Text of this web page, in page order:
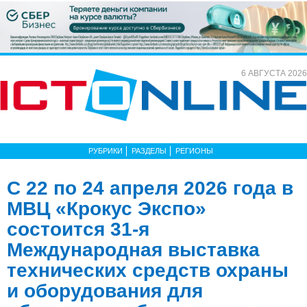
6 АВГУСТА 2026
РУБРИКИ РАЗДЕЛЫ РЕГИОНЫ
С 22 по 24 апреля 2026 года в
МВЦ «Крокус Экспо»
состоится 31-я
Международная выставка
технических средств охраны
и оборудования для